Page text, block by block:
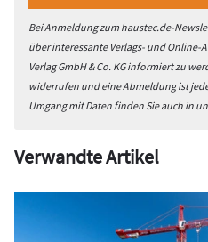
Bei Anmeldung zum haustec.de-
über interessante Verlags- und Online-
Verlag GmbH & Co. KG informiert zu
widerrufen und eine Abmeldung ist
Umgang mit Daten finden Sie auch in
Verwandte Artikel